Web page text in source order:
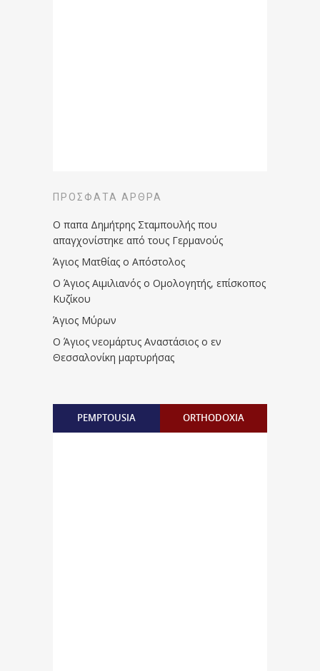
ΠΡΌΣΦΑΤΑ ΆΡΘΡΑ
Ο παπα Δημήτρης Σταμπουλής που
απαγχονίστηκε από τους Γερμανούς
Άγιος Ματθίας ο Απόστολος
Ο Άγιος Αιμιλιανός ο Ομολογητής, επίσκοπος
Κυζίκου
Άγιος Μύρων
Ο Άγιος νεομάρτυς Αναστάσιος ο εν
Θεσσαλονίκη μαρτυρήσας
PEMPTOUSIA ORTHODOXIA